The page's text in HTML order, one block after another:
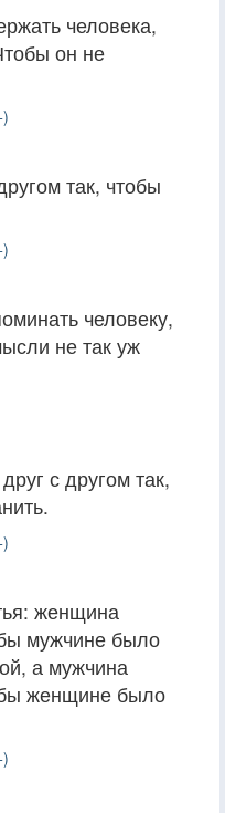
человека,
он не
так, чтобы
человеку,
не так уж
с другом так,
женщина
мужчине было
а мужчина
женщине было